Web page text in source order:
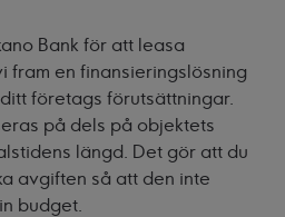
Bank för att leasa
fram en finansieringslösning
företags förutsättningar.
på dels på objektets
längd. Det gör att du
avgiften så att den inte
budget.